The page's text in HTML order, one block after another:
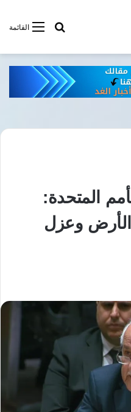
القائمةأبحت فى
المتحدة:
الأرض وعزل